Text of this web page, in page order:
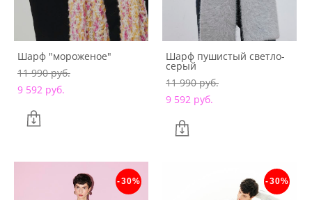
Шарф "мороженое"
11 990 pуб.
9 592 pуб.
Шарф пушистый светло-
серый
11 990 pуб.
9 592 pуб.
-30% -30%